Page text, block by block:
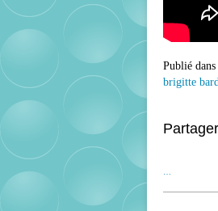
Publié dans
brigitte